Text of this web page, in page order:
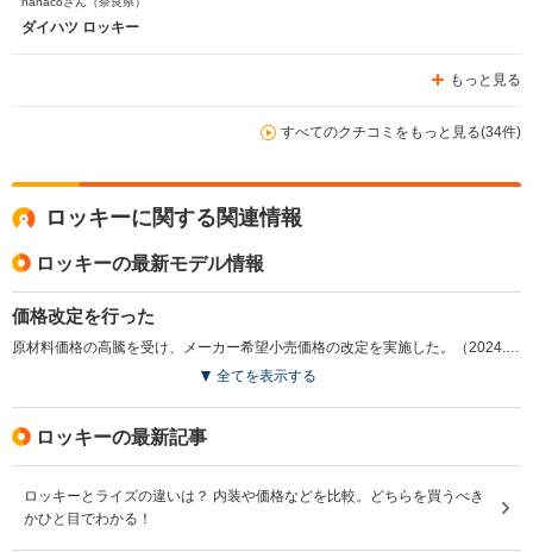
ダイハツ ロッキー
もっと見る
すべてのクチコミをもっと見る(34件)
ロッキーに関する関連情報
ロッキーの最新モデル情報
価格改定を行った
原材料価格の高騰を受け、メーカー希望小売価格の改定を実施した。（2024.11）
全てを表示する
ロッキーの最新記事
ロッキーとライズの違いは？ 内装や価格などを比較。どちらを買うべき
かひと目でわかる！